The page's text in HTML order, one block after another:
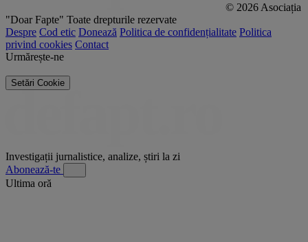
© 2026 Asociația
"Doar Fapte" Toate drepturile rezervate
Despre Cod etic Donează Politica de confidențialitate Politica
privind cookies Contact
Urmărește-ne
Setări Cookie
Investigații jurnalistice, analize, știri la zi
Abonează-te
Ultima oră